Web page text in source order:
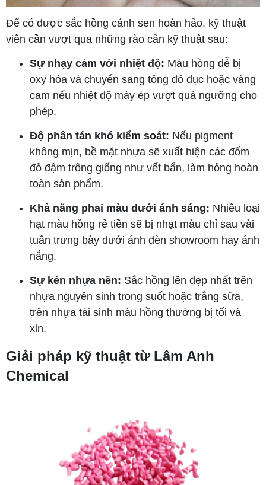
Để có được sắc hồng cánh sen hoàn hảo, kỹ thuật
viên cần vượt qua những rào cản kỹ thuật sau:
Sự nhạy cảm với nhiệt độ: Màu hồng dễ bị
oxy hóa và chuyển sang tông đỏ đục hoặc vàng
cam nếu nhiệt độ máy ép vượt quá ngưỡng cho
phép.
Độ phân tán khó kiểm soát: Nếu pigment
không mịn, bề mặt nhựa sẽ xuất hiện các đốm
đỏ đậm trông giống như vết bẩn, làm hỏng hoàn
toàn sản phẩm.
Khả năng phai màu dưới ánh sáng: Nhiều loại
hạt màu hồng rẻ tiền sẽ bị nhạt màu chỉ sau vài
tuần trưng bày dưới ánh đèn showroom hay ánh
nắng.
Sự kén nhựa nền: Sắc hồng lên đẹp nhất trên
nhựa nguyên sinh trong suốt hoặc trắng sữa,
trên nhựa tái sinh màu hồng thường bị tối và
xỉn.
Giải pháp kỹ thuật từ Lâm Anh
Chemical